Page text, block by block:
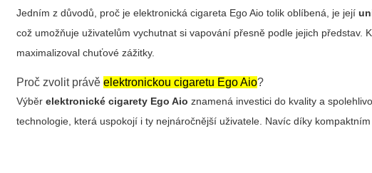
Jedním z důvodů, proč jeelektronická cigareta Ego Aio tolik oblíbená, je její
což umožňuje uživatelům vychutnat si vapování přesně podle jejich
maximalizoval chuťové zážitky.
Proč zvolit právěelektronickou cigaretu Ego Aio?
Výběrelektronické cigarety Ego Aio znamená investici do kvality a
technologie , která uspokojí i ty nejnáročnější uživatele. Navíc díky